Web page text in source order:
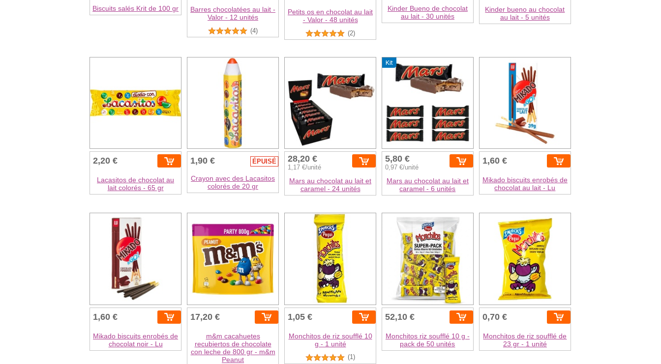
Biscuits salés Krit de 100 gr
Barres chocolatées au lait -
Valor - 12 unités
(4)
Petits os en chocolat au lait
- Valor - 48 unités
(2)
Kinder Bueno de chocolat
au lait - 30 unités
Kinder bueno au chocolat
au lait - 5 unités
2,20 €
Lacasitos de chocolat au
lait colorés - 65 gr
1,90 € ÉPUISÉ
Crayon avec des Lacasitos
colorés de 20 gr
28,20 €
1,17 €/unité
Mars au chocolat au lait et
caramel - 24 unités
Kit
5,80 €
0,97 €/unité
Mars au chocolat au lait et
caramel - 6 unités
1,60 €
Mikado biscuits enrobés de
chocolat au lait - Lu
1,60 €
Mikado biscuits enrobés de
chocolat noir - Lu
17,20 €
m&m cacahuetes
recubiertos de chocolate
con leche de 800 gr - m&m
Peanut
1,05 €
Monchitos de riz soufflé 10
g - 1 unité
(1)
52,10 €
Monchitos riz soufflé 10 g -
pack de 50 unités
0,70 €
Monchitos de riz soufflé de
23 gr - 1 unité